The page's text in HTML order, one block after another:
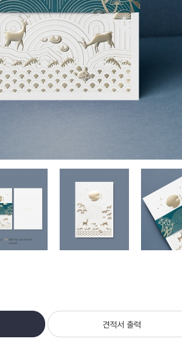
견적서 출력